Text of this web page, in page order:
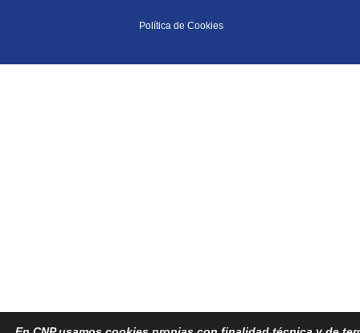
Política de Cookies